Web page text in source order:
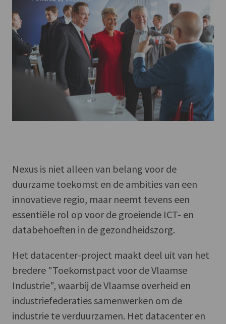
Nexus is niet alleen van belang voor de
duurzame toekomst en de ambities van een
innovatieve regio, maar neemt tevens een
essentiële rol op voor de groeiende ICT- en
databehoeften in de gezondheidszorg.
Het datacenter-project maakt deel uit van het
bredere "Toekomstpact voor de Vlaamse
Industrie", waarbij de Vlaamse overheid en
industriefederaties samenwerken om de
industrie te verduurzamen. Het datacenter en